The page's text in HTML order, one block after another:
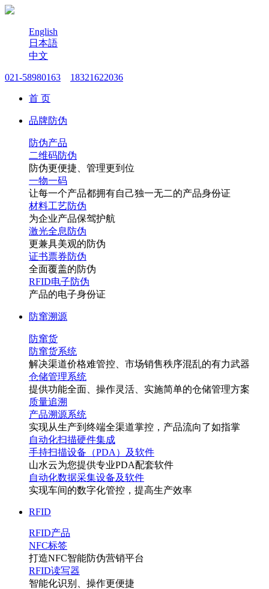
English
日本語
中文
021-58980163 18321622036
首 页
品牌防伪
防伪产品
二维码防伪
防伪更便捷、管理更到位
一物一码
让每一个产品都拥有自己独一无二的产品身份证
材料工艺防伪
为企业产品保驾护航
激光全息防伪
更兼具美观的防伪
证书票券防伪
全面覆盖的防伪
RFID电子防伪
产品的电子身份证
防窜溯源
防窜货
防窜货系统
解决渠道价格难管控、市场销售秩序混乱的有力武器
仓储管理系统
提供功能全面、操作灵活、实施简单的仓储管理方案
质量追溯
产品溯源系统
实现从生产到终端全渠道掌控，产品流向了如指掌
自动化扫描硬件集成
手持扫描设备（PDA）及软件
山水云为您提供专业PDA配套软件
自动化数据采集设备及软件
实现车间的数字化管控，提高生产效率
RFID
RFID产品
NFC标签
打造NFC智能防伪营销平台
RFID读写器
智能化识别、操作更便捷